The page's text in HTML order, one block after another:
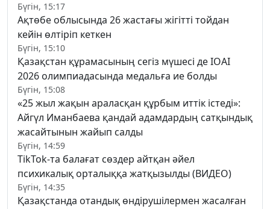
Бүгін, 15:17
Ақтөбе облысында 26 жастағы жігітті тойдан
кейін өлтіріп кеткен
Бүгін, 15:10
Қазақстан құрамасының сегіз мүшесі де IOAI
2026 олимпиадасында медальға ие болды
Бүгін, 15:08
«25 жыл жақын араласқан құрбым иттік істеді»:
Айгүл Иманбаева қандай адамдардың сатқындық
жасайтынын жайып салды
Бүгін, 14:59
TikTok-та балағат сөздер айтқан әйел
психикалық орталыққа жатқызылды (ВИДЕО)
Бүгін, 14:35
Қазақстанда отандық өндірушілермен жасалған